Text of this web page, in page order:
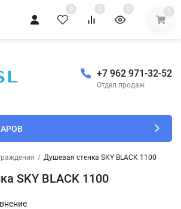
0 0 0 0
+7 962 971-32-52
Отдел продаж
/ Душевая стенка SKY BLACK 1100
SKY BLACK 1100